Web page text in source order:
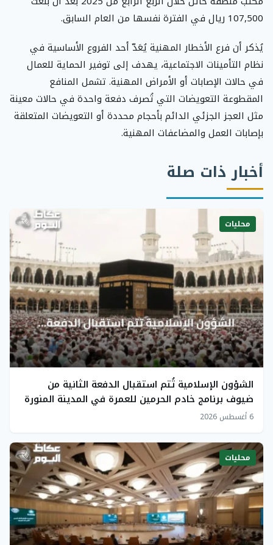
107,500 ريال في الفترة نفسها من العام السابق.
يُذكر أن فرع الأخطار المهنية يُعَدّ أحد الفروع الأساسية في
نظام التأمينات الاجتماعية، يهدف إلى توفير الحماية للعمال
في حالات الإصابات أو الأمراض المهنية. تشمل المنافع
المقطوعة التعويضات التي تُصرف دفعة واحدة في حالات معينة
مثل العجز الجزئي الدائم بأحجام محددة أو التعويضات المتعلقة
بإصابات العمل والمضاعفات المهنية.
أخبار ذات صلة
محليات
الشؤون الإسلامية تُتم استقبال الدفعة الثانية من
ضيوف برنامج خادم الحرمين للعمرة في المدينة المنورة
6 أغسطس 2026
محليات